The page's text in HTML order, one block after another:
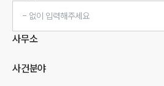
사무소
사건분야